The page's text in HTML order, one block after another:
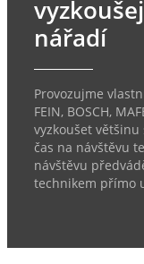
nářadí
Provozujme
FEIN, BOSCH,
vyzkoušet
čas na návštěvu
návštěvu
technikem přímo